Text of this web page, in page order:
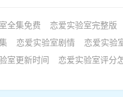
全集免费 恋爱实验室完整版
恋爱实验室剧情 恋爱实验
室更新时间 恋爱实验室评分